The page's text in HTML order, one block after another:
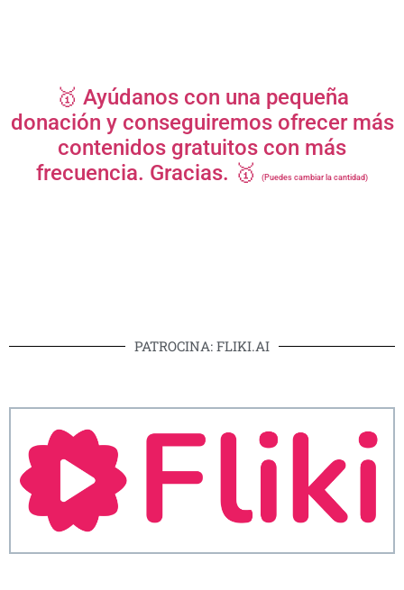
🥇 Ayúdanos con una pequeña
donación y conseguiremos ofrecer más
contenidos gratuitos con más
frecuencia. Gracias. 🥇
(Puedes cambiar la cantidad)
PATROCINA: FLIKI.AI